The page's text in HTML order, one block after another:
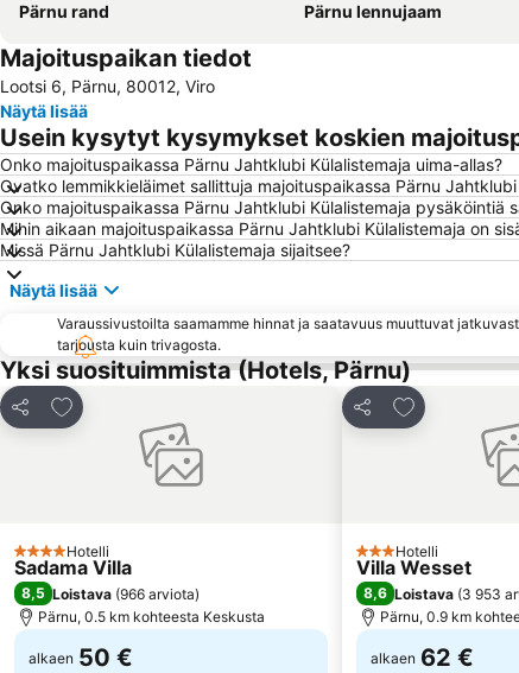
Pärnu rand Pärnu lennujaam
Majoituspaikan tiedot
Lootsi 6, Pärnu, 80012, Viro
Näytä lisää
Usein kysytyt kysymykset koskien
Onko majoituspaikassa Pärnu Jahtklubi Külalistemaja uima-allas?
Ovatko lemmikkieläimet sallittuja majoituspaikassa Pärnu Jahtklubi
Onko majoituspaikassa Pärnu Jahtklubi Külalistemaja pysäköintiä
Mihin aikaan majoituspaikassa Pärnu Jahtklubi Külalistemaja on
Missä Pärnu Jahtklubi Külalistemaja sijaitsee?
Näytä lisää
Varaussivustoilta saamamme hinnat ja saatavuus muuttuvat
tarjousta kuin trivagosta.
Yksi suosituimmista (Hotels, Pärnu)
Jaa
Lisää suosikkeihin
4 Tähtiluokitus
Hotelli
Sadama Villa
8,5 Loistava (966 arviota)
Pärnu, 0.5 km kohteesta Keskusta
alkaen 50 €
Jaa
Lisää
3 Tähtiluokitus
Hotelli
Villa Wesset
8,6 Loistava (3 953
Pärnu, 0.9 km
alkaen 62 €